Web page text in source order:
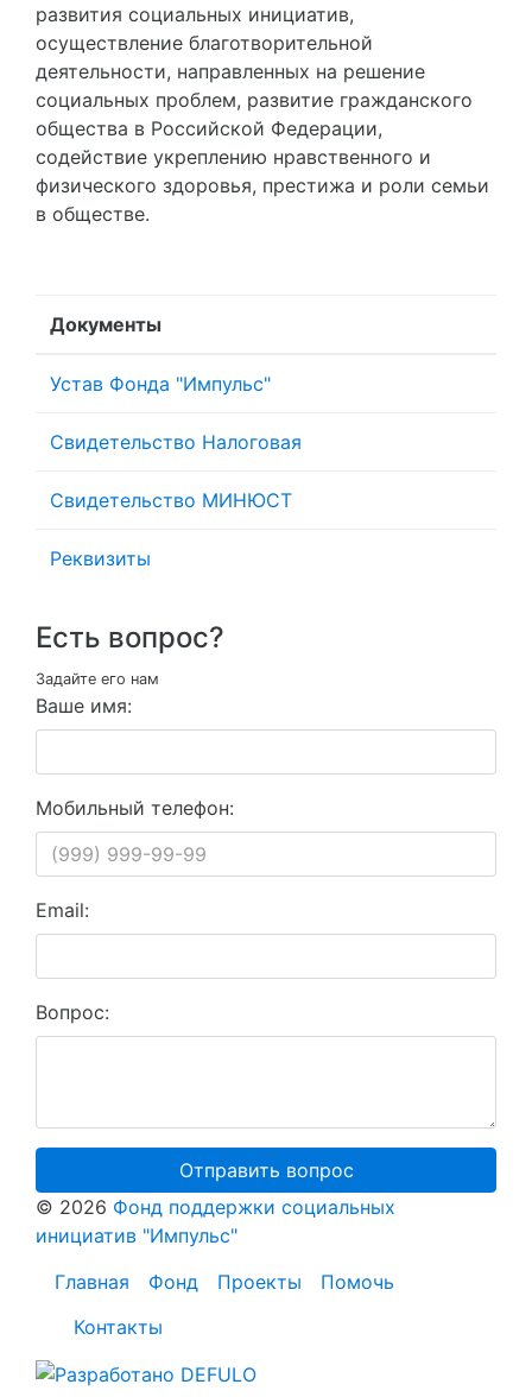
развития социальных инициатив,
осуществление благотворительной
деятельности, направленных на решение
социальных проблем, развитие гражданского
общества в Российской Федерации,
содействие укреплению нравственного и
физического здоровья, престижа и роли семьи
в обществе.
Документы
Устав Фонда "Импульс"
Свидетельство Налоговая
Свидетельство МИНЮСТ
Реквизиты
Есть вопрос?
Задайте его нам
Ваше имя:
Мобильный телефон:
Email:
Вопрос:
Отправить вопрос
© 2026 Фонд поддержки социальных
инициатив "Импульс"
Главная
Фонд Проекты
Помочь
Контакты